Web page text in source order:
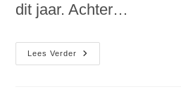
dit jaar. Achter…
Lees Verder
Site-
Update: